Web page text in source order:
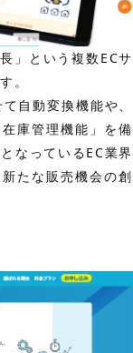
」という複数ECサ
。
自動変換機能や、
庫管理機能」を備
なっているEC業界
たな販売機会の創